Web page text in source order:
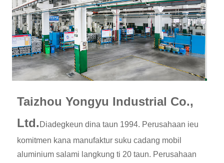
Taizhou Yongyu Industrial Co.,
Ltd. Diadegkeun dina taun 1994. Perusahaan ieu
komitmen kana manufaktur suku cadang mobil
aluminium salami langkung ti 20 taun. Perusahaan